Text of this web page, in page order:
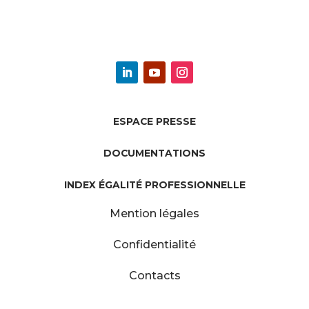
ESPACE PRESSE
DOCUMENTATIONS
INDEX ÉGALITÉ PROFESSIONNELLE
Mention légales
Confidentialité
Contacts